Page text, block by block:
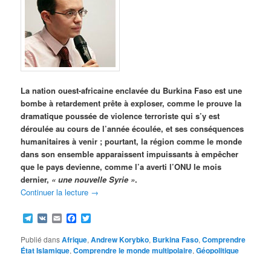
La nation ouest-africaine enclavée du Burkina Faso est une
bombe à retardement prête à exploser, comme le prouve la
dramatique poussée de violence terroriste qui s’y est
déroulée au cours de l’année écoulée, et ses conséquences
humanitaires à venir ; pourtant, la région comme le monde
dans son ensemble apparaissent impuissants à empêcher
que le pays devienne, comme l’a averti l’ONU le mois
dernier, « une nouvelle Syrie ».
Continuer la lecture →
Telegram
VK EmailFacebook
Publié dansAfrique,Andrew Korybko, Burkina Faso,Comprendre
État Islamique,Comprendre le monde multipolaire,Géopolitique